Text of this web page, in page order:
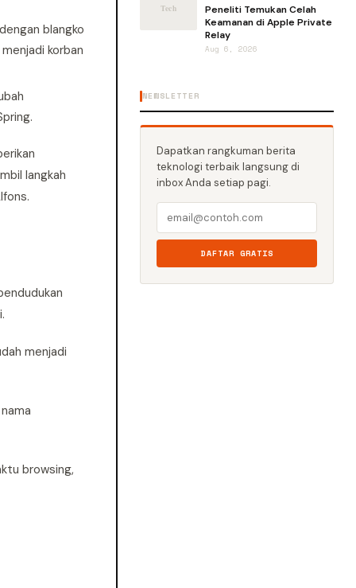
blangko
korban
langkah
menjadi
browsing,
Peneliti Temukan Celah
Keamanan di Apple Private
Relay
Aug 6, 2026
NEWSLETTER
Dapatkan rangkuman berita
teknologi terbaik langsung di
inbox Anda setiap pagi.
DAFTAR GRATIS